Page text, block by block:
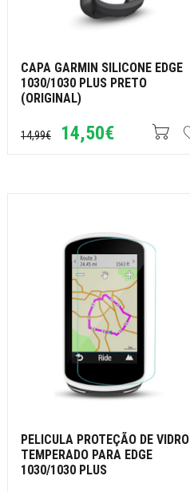
CAPA GARMIN SILICONE EDGE
1030/1030 PLUS PRETO
(ORIGINAL)
14,99€ 14,50€
PELICULA PROTEÇÃO DE VIDRO
TEMPERADO PARA EDGE
1030/1030 PLUS